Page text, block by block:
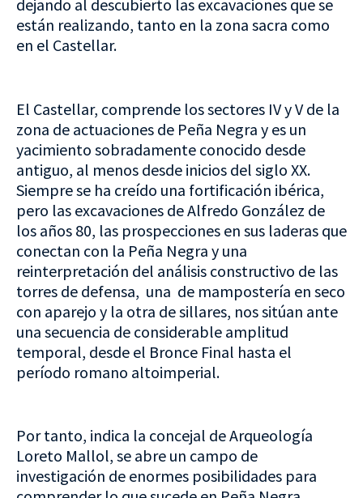
dejando al descubierto las excavaciones que se
están realizando, tanto en la zona sacra como
en el Castellar.
El Castellar, comprende los sectores IV y V de la
zona de actuaciones de Peña Negra y es un
yacimiento sobradamente conocido desde
antiguo, al menos desde inicios del siglo XX.
Siempre se ha creído una fortificación ibérica,
pero las excavaciones de Alfredo González de
los años 80, las prospecciones en sus laderas que
conectan con la Peña Negra y una
reinterpretación del análisis constructivo de las
torres de defensa, una de mampostería en seco
con aparejo y la otra de sillares, nos sitúan ante
una secuencia de considerable amplitud
temporal, desde el Bronce Final hasta el
período romano altoimperial.
Por tanto, indica la concejal de Arqueología
Loreto Mallol, se abre un campo de
investigación de enormes posibilidades para